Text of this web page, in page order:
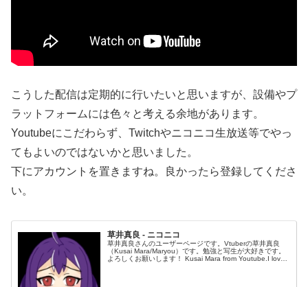
こうした配信は定期的に行いたいと思いますが、設備やプ
ラットフォームには色々と考える余地があります。
Youtubeにこだわらず、Twitchやニコニコ生放送等でやっ
てもよいのではないかと思いました。
下にアカウントを置きますね。良かったら登録してくださ
い。
草井真良 - ニコニコ
草井真良さんのユーザーページです。Vtuberの草井真良
（Kusai Mara/Maryou）です。勉強と写生が大好きです。
よろしくお願いします！ Kusai Mara from Youtube.I love